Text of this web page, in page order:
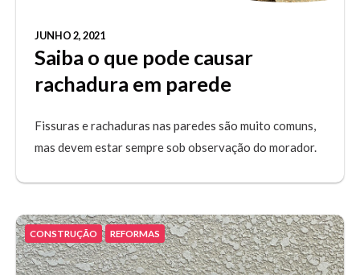
JUNHO 2, 2021
Saiba o que pode causar
rachadura em parede
Fissuras e rachaduras nas paredes são muito comuns,
mas devem estar sempre sob observação do morador.
CONSTRUÇÃO REFORMAS